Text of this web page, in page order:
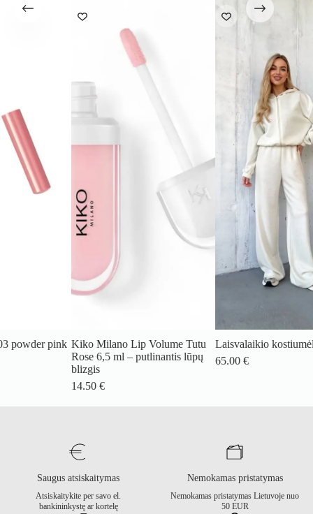
Kiko Milano Lip Volume Tutu
Rose 6,5 ml – putlinantis lūpų
Laisvalaikio kostiumėlis
65.00€
Saugus atsiskaitymas
Atsiskaitykite per savo el.
bankininkystę ar kortelę
Nemokamas pristatymas
Nemokamas pristatymas Lietuvoje nuo
50 EUR